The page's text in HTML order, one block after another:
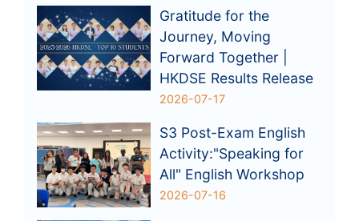
Gratitude for the
Journey, Moving
Forward Together |
HKDSE Results Release
2026-07-17
S3 Post-Exam English
Activity:"Speaking for
All" English Workshop
2026-07-16